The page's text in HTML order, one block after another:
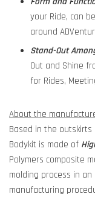
your Ride, can
around
Stand-Out
Out and Shine
for Rides,
About the
Based in the outskirts
Bodykit is made of
Polymers composite
molding process in
manufacturing